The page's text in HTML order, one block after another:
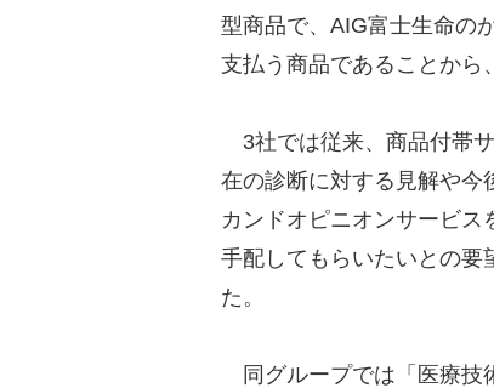
型商品で、AIG富士生命の
支払う商品であることから
3社では従来、商品付帯
在の診断に対する見解や今
カンドオピニオンサービ
手配してもらいたいとの要
た。
同グループでは「医療技